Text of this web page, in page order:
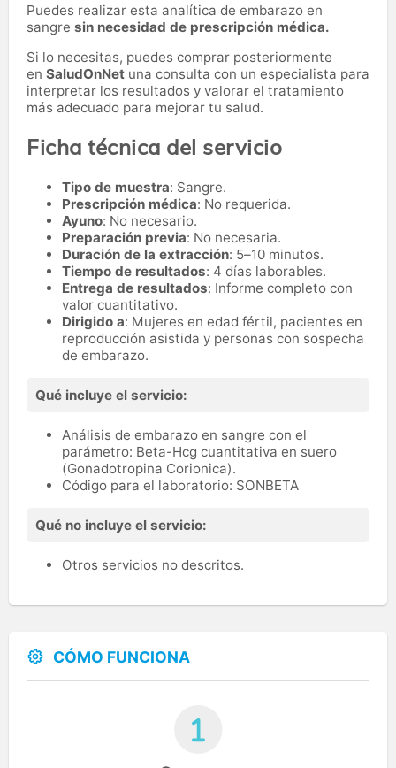
Puedes realizar esta analítica de embarazo en
sangre sin necesidad de prescripción médica.
Si lo necesitas, puedes comprar posteriormente
en SaludOnNet una consulta con un especialista para
interpretar los resultados y valorar el tratamiento
más adecuado para mejorar tu salud.
Ficha técnica del servicio
Tipo de muestra: Sangre.
Prescripción médica: No requerida.
Ayuno: No necesario.
Preparación previa: No necesaria.
Duración de la extracción: 5–10 minutos.
Tiempo de resultados: 4 días laborables.
Entrega de resultados: Informe completo con
valor cuantitativo.
Dirigido a: Mujeres en edad fértil, pacientes en
reproducción asistida y personas con sospecha
de embarazo.
Qué incluye el servicio:
Análisis de embarazo en sangre con el
parámetro: Beta-Hcg cuantitativa en suero
(Gonadotropina Corionica).
Código para el laboratorio: SONBETA
Qué no incluye el servicio:
Otros servicios no descritos.
CÓMO FUNCIONA